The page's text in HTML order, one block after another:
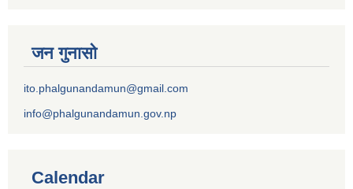
जन गुनासो
ito.phalgunandamun@gmail.com
info@phalgunandamun.gov.np
Calendar